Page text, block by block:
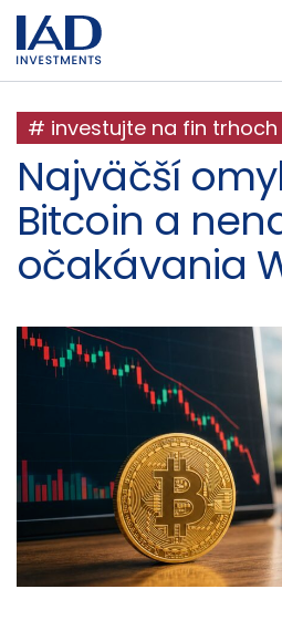
Prejsť na hlavný obsah
# investujte na fin trhoch
Najväčší
Bitcoin a
očakávania